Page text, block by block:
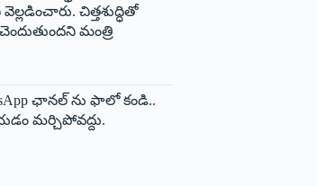
చిత్తశుద్ధితో
మంత్రి
ఛానల్ ను ఫాలో కండి..
మర్చిపోవద్దు.